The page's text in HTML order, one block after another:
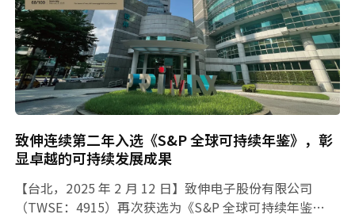
致伸连续第二年入选《S&P 全球可持续年鉴》，彰
显卓越的可持续发展成果
【台北，2025 年 2 月 12 日】致伸电子股份有限公司
（TWSE：4915）再次获选为《S&P 全球可持续年鉴